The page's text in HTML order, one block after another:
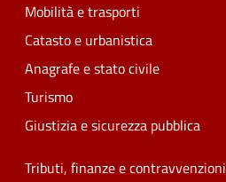
Mobilità e trasporti
Catasto e urbanistica
Anagrafe e stato civile
Turismo
Giustizia e sicurezza pubblica
Tributi, finanze e contravvenzioni